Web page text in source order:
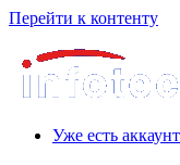
Перейти к контенту
Уже есть